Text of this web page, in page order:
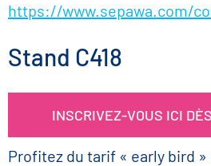
https://www.sepawa.com/
Stand C418
INSCRIVEZ-VOUS ICI
Profitez du tarif « early bird